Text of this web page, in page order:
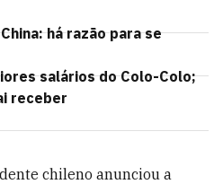
há razão para se
salários do Colo-Colo;
receber
chileno anunciou a